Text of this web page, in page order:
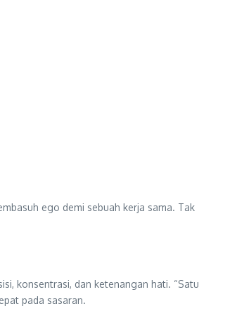
ego demi sebuah kerja sama. Tak
konsentrasi, dan ketenangan hati. “Satu
pada sasaran.